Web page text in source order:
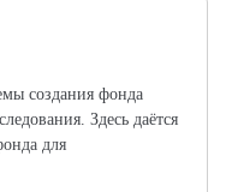
создания фонда
Здесь даётся
для